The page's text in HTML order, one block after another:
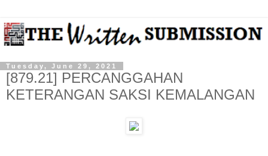
Tuesday, June 29, 2021
[879.21] PERCANGGAHAN
KETERANGAN SAKSI KEMALANGAN